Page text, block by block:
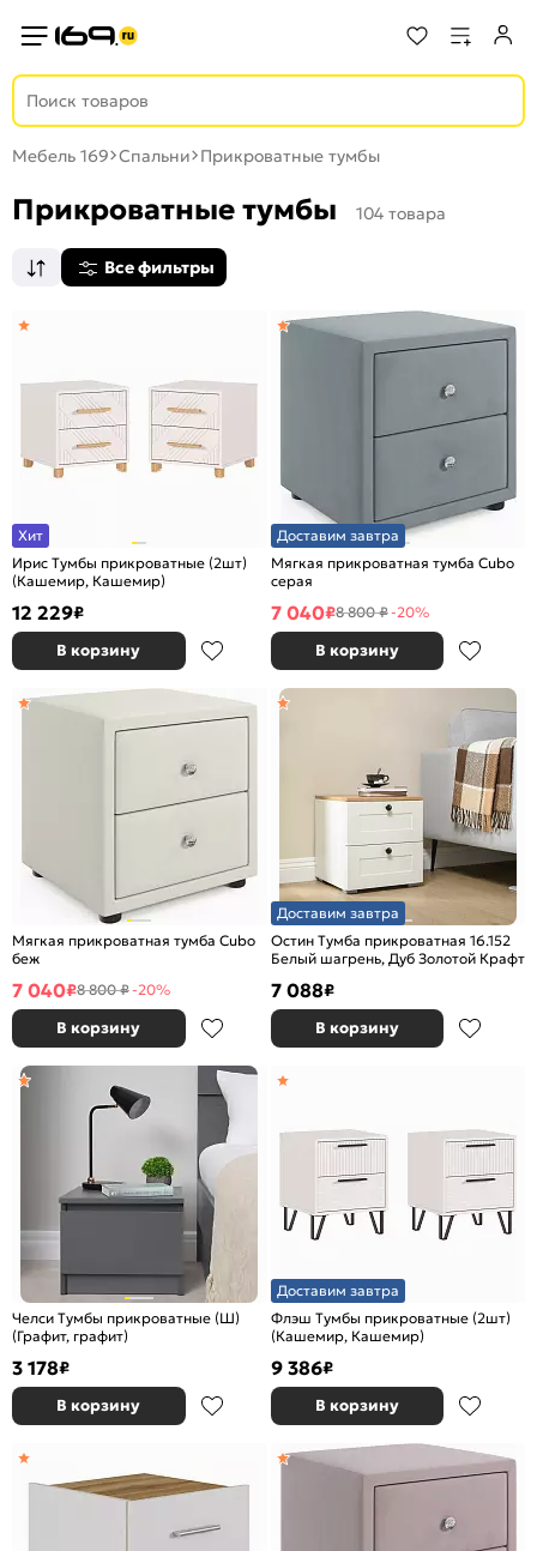
Мебель 169 Спальни Прикроватные тумбы
Прикроватные тумбы 104 товара
Все фильтры
Хит
Ирис Тумбы прикроватные (2шт)
(Кашемир, Кашемир)
12 229₽
В корзину
Доставим завтра
Мягкая прикроватная тумба Cubo
серая
7 040₽8 800 ₽-20%
В корзину
Мягкая прикроватная тумба Cubo
беж
7 040₽8 800 ₽-20%
В корзину
Доставим завтра
Остин Тумба прикроватная 16.152
Белый шагрень, Дуб Золотой Крафт
7 088₽
В корзину
Челси Тумбы прикроватные (Ш)
(Графит, графит)
3 178₽
В корзину
Доставим завтра
Флэш Тумбы прикроватные (2шт)
(Кашемир, Кашемир)
9 386₽
В корзину